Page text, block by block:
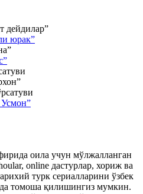
дейдилар”
юрак”
оила учун мўлжалланган
online дастурлар, хориж ва
турк сериалларини ўзбек
томоша қилишингиз мумкин.